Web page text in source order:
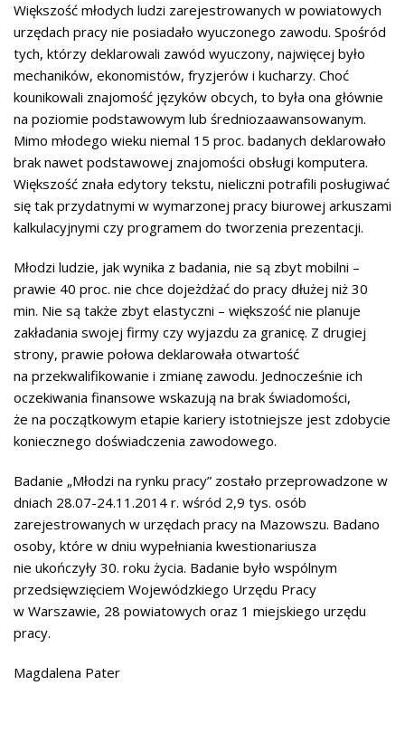
Większość młodych ludzi zarejestrowanych w powiatowych
urzędach pracy nie posiadało wyuczonego zawodu. Spośród
tych, którzy deklarowali zawód wyuczony, najwięcej było
mechaników, ekonomistów, fryzjerów i kucharzy. Choć
kounikowali znajomość języków obcych, to była ona głównie
na poziomie podstawowym lub średniozaawansowanym.
Mimo młodego wieku niemal 15 proc. badanych deklarowało
brak nawet podstawowej znajomości obsługi komputera.
Większość znała edytory tekstu, nieliczni potrafili posługiwać
się tak przydatnymi w wymarzonej pracy biurowej arkuszami
kalkulacyjnymi czy programem do tworzenia prezentacji.
Młodzi ludzie, jak wynika z badania, nie są zbyt mobilni –
prawie 40 proc. nie chce dojeżdżać do pracy dłużej niż 30
min. Nie są także zbyt elastyczni – większość nie planuje
zakładania swojej firmy czy wyjazdu za granicę. Z drugiej
strony, prawie połowa deklarowała otwartość
na przekwalifikowanie i zmianę zawodu. Jednocześnie ich
oczekiwania finansowe wskazują na brak świadomości,
że na początkowym etapie kariery istotniejsze jest zdobycie
koniecznego doświadczenia zawodowego.
Badanie „Młodzi na rynku pracy” zostało przeprowadzone w
dniach 28.07-24.11.2014 r. wśród 2,9 tys. osób
zarejestrowanych w urzędach pracy na Mazowszu. Badano
osoby, które w dniu wypełniania kwestionariusza
nie ukończyły 30. roku życia. Badanie było wspólnym
przedsięwzięciem Wojewódzkiego Urzędu Pracy
w Warszawie, 28 powiatowych oraz 1 miejskiego urzędu
pracy.
Magdalena Pater